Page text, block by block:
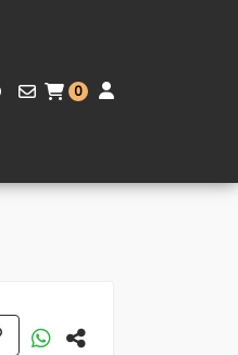
0